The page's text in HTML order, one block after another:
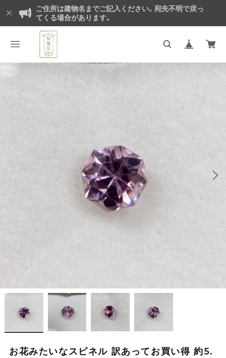
ご住所は建物名までご記入ください。宛先不明で戻っ
てくる場合があります。
お花みたいなスピネル 訳あってお買い得 約5.